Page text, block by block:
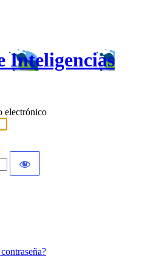
Inteligencias
electrónico